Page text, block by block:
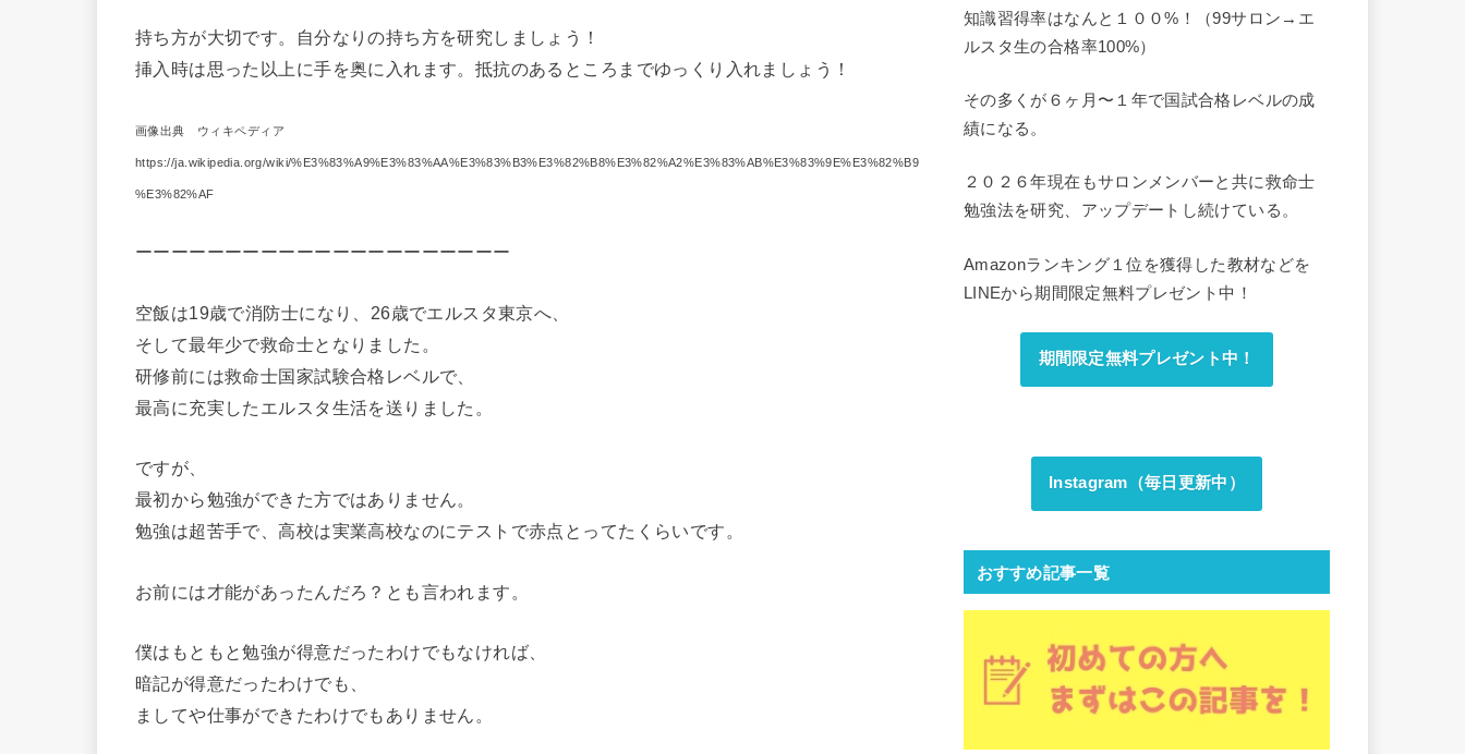
持ち方が大切です。自分なりの持ち方を研究しましょう！
挿入時は思った以上に手を奥に入れます。抵抗のあるところまでゆっくり入れましょう！
画像出典 ウィキペディア
https://ja.wikipedia.org/wiki/%E3%83%A9%E3%83%AA%E3%83%B3%E3%82%B8%E3%82%A2%E3%83%AB%E3%83%9E%E3%82%B9
%E3%82%AF
ーーーーーーーーーーーーーーーーーーーーー
空飯は19歳で消防士になり、26歳でエルスタ東京へ、
そして最年少で救命士となりました。
研修前には救命士国家試験合格レベルで、
最高に充実したエルスタ生活を送りました。
ですが、
最初から勉強ができた方ではありません。
勉強は超苦手で、高校は実業高校なのにテストで赤点とってたくらいです。
お前には才能があったんだろ？とも言われます。
僕はもともと勉強が得意だったわけでもなければ、
暗記が得意だったわけでも、
ましてや仕事ができたわけでもありません。
知識習得率はなんと１００%！（99サロン→エ
ルスタ生の合格率100%）
その多くが６ヶ月〜１年で国試合格レベルの成
績になる。
２０２６年現在もサロンメンバーと共に救命士
勉強法を研究、アップデートし続けている。
Amazonランキング１位を獲得した教材などを
LINEから期間限定無料プレゼント中！
期間限定無料プレゼント中！
Instagram（毎日更新中）
おすすめ記事一覧